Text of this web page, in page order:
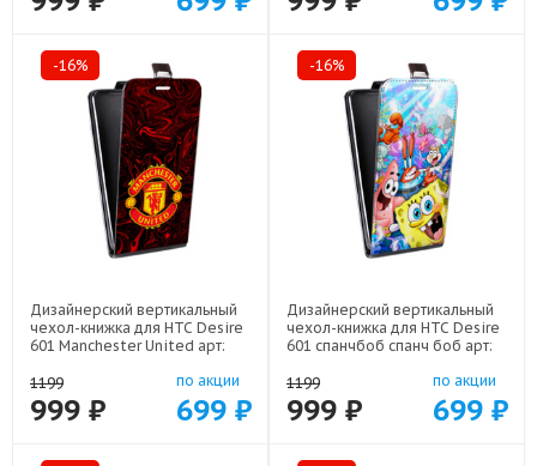
-16%
Дизайнерский вертикальный
чехол-книжка для HTC Desire
601 Manchester United арт:
1199
999 ₽
по акции
699 ₽
-16%
Дизайнерский вертикальный
чехол-книжка для HTC Desire
601 спанчбоб спанч боб арт:
1199
999 ₽
по акции
699 ₽